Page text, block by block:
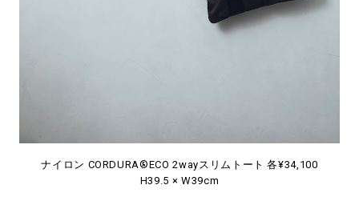
ナイロン CORDURA®ECO 2wayスリムトート 各¥34,100
H39.5 × W39cm